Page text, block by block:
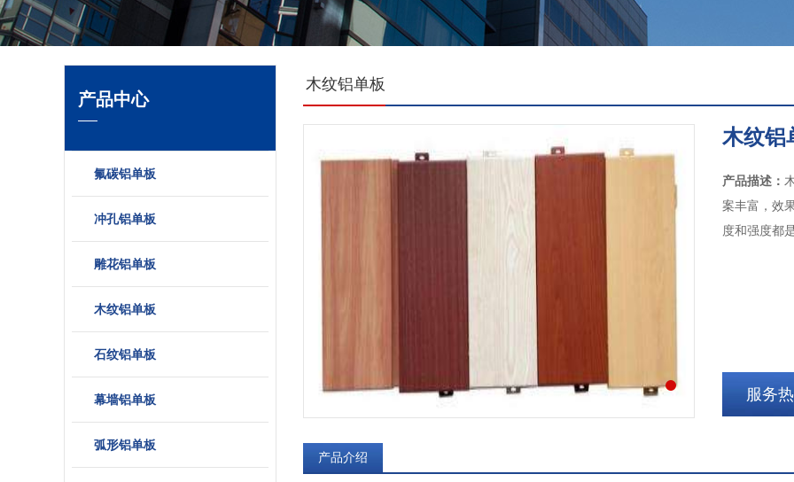
产品中心
氟碳铝单板
冲孔铝单板
雕花铝单板
木纹铝单板
石纹铝单板
幕墙铝单板
弧形铝单板
木纹铝单板
木纹铝
产品描述：
案丰富，效
度和强度都
服务
产品介绍